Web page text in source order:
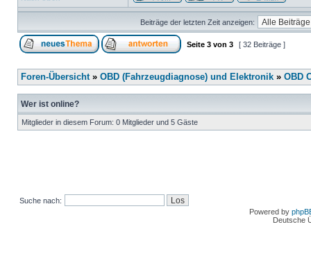
Beiträge der letzten Zeit anzeigen:
Seite 3 von 3 [ 32 Beiträge ]
Foren-Übersicht» OBD (Fahrzeugdiagnose) und Elektronik » OBD
Wer ist online?
Mitglieder in diesem Forum: 0 Mitglieder und 5 Gäste
Suche nach:
Powered by
Deutsche